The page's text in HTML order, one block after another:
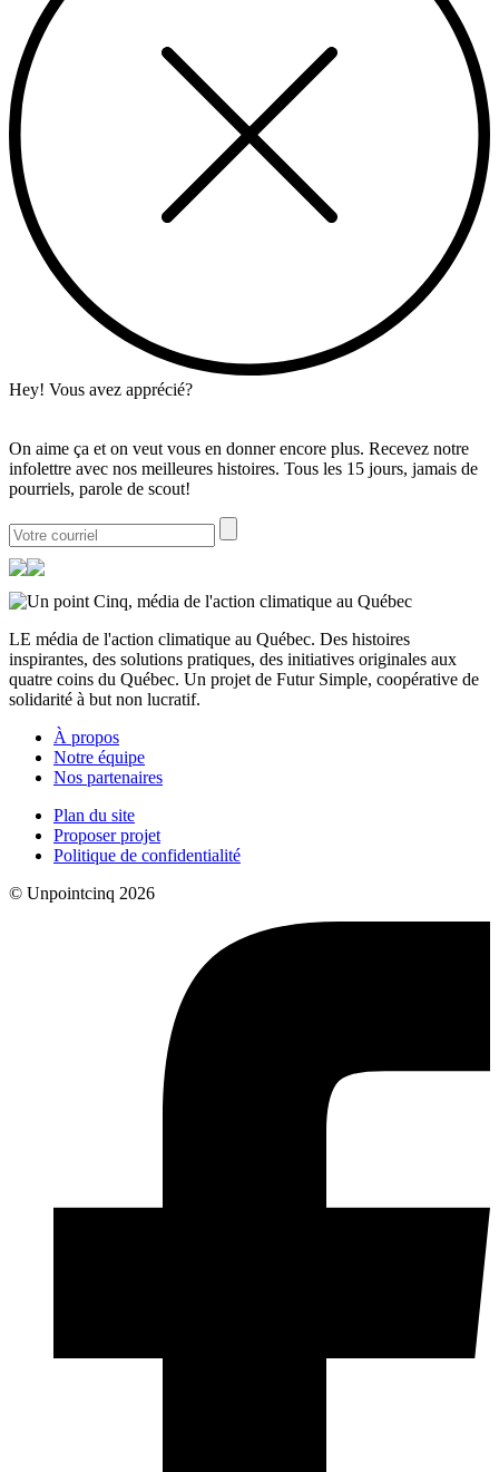
Hey! Vous avez apprécié?
On aime ça et on veut vous en donner encore plus. Recevez notre
infolettre avec nos meilleures histoires. Tous les 15 jours, jamais de
pourriels, parole de scout!
LE média de l'action climatique au Québec. Des histoires
inspirantes, des solutions pratiques, des initiatives originales aux
quatre coins du Québec. Un projet de Futur Simple, coopérative de
solidarité à but non lucratif.
À propos
Notre équipe
Nos partenaires
Plan du site
Proposer projet
Politique de confidentialité
© Unpointcinq 2026